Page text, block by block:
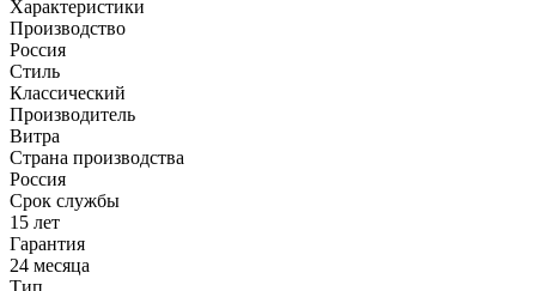
Характеристики
Производство
Россия
Стиль
Классический
Производитель
Витра
Страна производства
Россия
Срок службы
15 лет
Гарантия
24 месяца
Тип